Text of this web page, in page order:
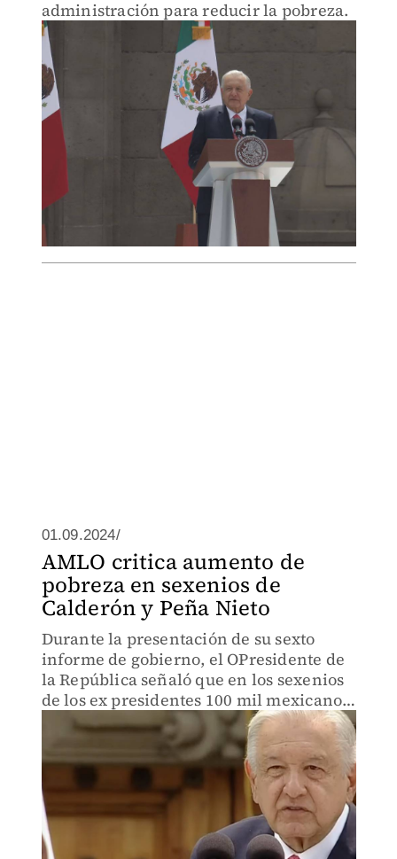
administración para reducir la pobreza.
01.09.2024/
AMLO critica aumento de
pobreza en sexenios de
Calderón y Peña Nieto
Durante la presentación de su sexto
informe de gobierno, el OPresidente de
la República señaló que en los sexenios
de los ex presidentes 100 mil mexicanos
entraban a la pobreza diariamente.